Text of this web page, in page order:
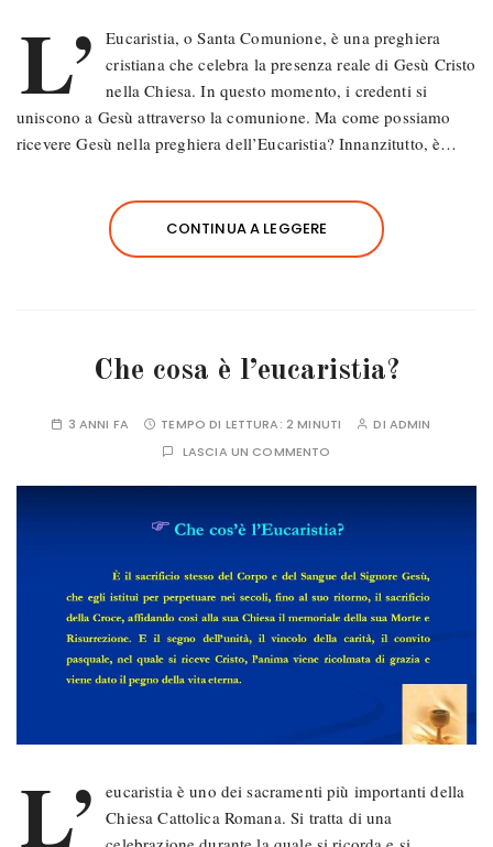
L’
Eucaristia, o Santa Comunione, è una preghiera
cristiana che celebra la presenza reale di Gesù Cristo
nella Chiesa. In questo momento, i credenti si
uniscono a Gesù attraverso la comunione. Ma come possiamo
ricevere Gesù nella preghiera dell’Eucaristia? Innanzitutto, è…
CONTINUA A LEGGERE
Che cosa è l’eucaristia?
3 ANNI FA TEMPO DI LETTURA: 2 MINUTI DI ADMIN
LASCIA UN COMMENTO
L’
eucaristia è uno dei sacramenti più importanti della
Chiesa Cattolica Romana. Si tratta di una